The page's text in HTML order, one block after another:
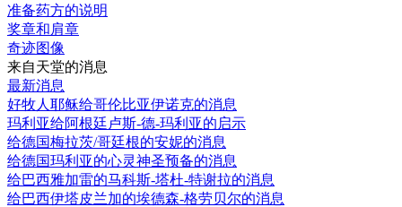
准备药方的说明
奖章和肩章
奇迹图像
来自天堂的消息
最新消息
好牧人耶稣给哥伦比亚伊诺克的消息
玛利亚给阿根廷卢斯-德-玛利亚的启示
给德国梅拉茨/哥廷根的安妮的消息
给德国玛利亚的心灵神圣预备的消息
给巴西雅加雷的马科斯-塔杜-特谢拉的消息
给巴西伊塔皮兰加的埃德森-格劳贝尔的消息